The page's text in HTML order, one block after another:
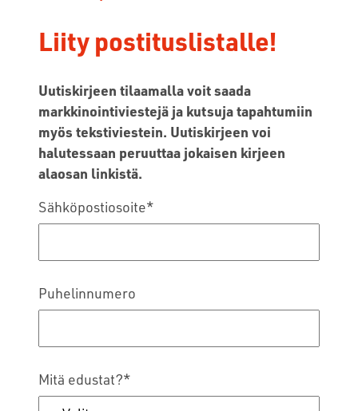
Liity postituslistalle!
Uutiskirjeen tilaamalla voit saada
markkinointiviestejä ja kutsuja tapahtumiin
myös tekstiviestein. Uutiskirjeen voi
halutessaan peruuttaa jokaisen kirjeen
alaosan linkistä.
Sähköpostiosoite*
Puhelinnumero
Mitä edustat?*